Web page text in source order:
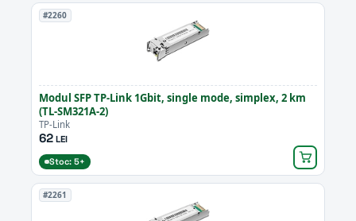
#2260
Modul SFP TP-Link 1Gbit, single mode, simplex, 2 km
(TL-SM321A-2)
TP-Link
62LEI
Stoc: 5+
#2261